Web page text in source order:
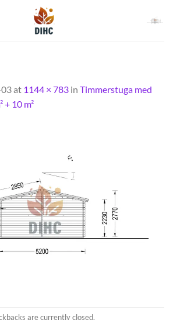
at 1144 × 783 in Timmerstuga med
+ 10 m²
are currently closed.